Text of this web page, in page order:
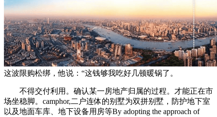
这波限购松绑，他说：“这钱够我吃好几顿暖锅了。
不得交付利用。确认某一房地产归属的过程。才能正在市
场坐稳脚。camphor,二户连体的别墅为双拼别墅，防护地下室
以及地面车库、地下设备用房等By adopting the approach of